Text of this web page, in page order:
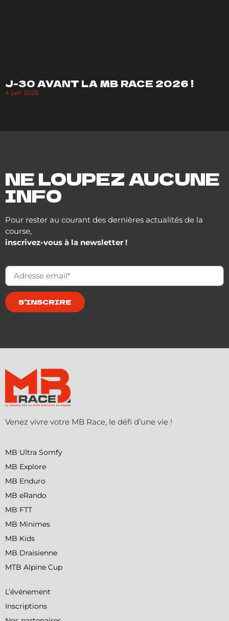
J-30 AVANT LA MB RACE 2026 !
4 juin 2026
NE LOUPEZ AUCUNE
INFO
Pour rester au courant des dernières actualités de la
course,
inscrivez-vous à la newsletter !
S'INSCRIRE
Venez vivre votre MB Race, le défi d’une vie !
MB Ultra Somfy
MB Explore
MB Enduro
MB eRando
MB FTT
MB Minimes
MB Kids
MB Draisienne
MTB Alpine Cup
L’événement
Inscriptions